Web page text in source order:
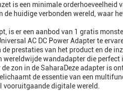
is een minimale orderhoeveelheid
huidige verbonden wereld, waar
is er een aanbod van 1 gratis
AC DC Power Adapter te
prestaties van het product en de
wereldwijde wandadapter die
zon in de SaharaDeze adapter is
de essentie van een
vooruitgaande digitale wereld.